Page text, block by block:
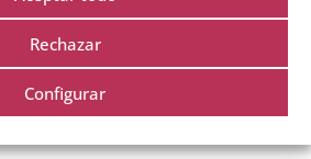
Rechazar
Configurar